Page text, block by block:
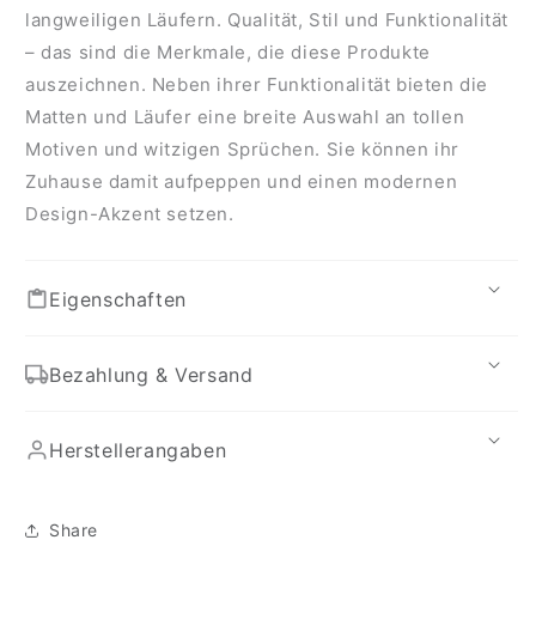
langweiligen Läufern. Qualität, Stil und Funktionalität
– das sind die Merkmale, die diese Produkte
auszeichnen. Neben ihrer Funktionalität bieten die
Matten und Läufer eine breite Auswahl an tollen
Motiven und witzigen Sprüchen. Sie können ihr
Zuhause damit aufpeppen und einen modernen
Design-Akzent setzen.
Eigenschaften
Bezahlung & Versand
Herstellerangaben
Share